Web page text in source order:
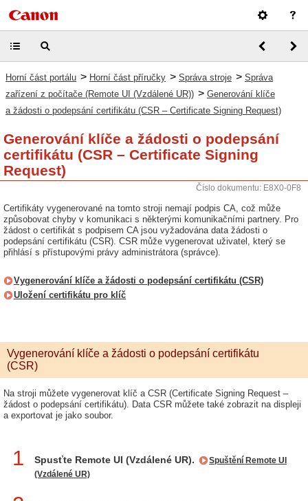
Horní část portálu > Horní část příručky > Správa stroje > Správa
zařízení z počítače (Remote UI (Vzdálené UR)) > Generování klíče
a žádosti o podepsání certifikátu (CSR – Certificate Signing Request)
Generování klíče a žádosti o podepsání
certifikátu (CSR – Certificate Signing
Request)
Číslo dokumentu: E8X0-0F8
Certifikáty vygenerované na tomto stroji nemají podpis CA, což může
způsobovat chyby v komunikaci s některými komunikačními partnery. Pro
žádost o certifikát s podpisem CA jsou vyžadována data žádosti o
podepsání certifikátu (CSR). CSR může vygenerovat uživatel, který se
přihlásí s přístupovými právy administrátora (správce).
Vygenerování klíče a žádosti o podepsání certifikátu (CSR)
Uložení certifikátu pro klíč
Vygenerování klíče a žádosti o podepsání certifikátu
(CSR)
Na stroji můžete vygenerovat klíč a CSR (Certificate Signing Request –
žádost o podepsání certifikátu). Data CSR můžete také zobrazit na displeji
a exportovat je jako soubor.
1 Spusťte Remote UI (Vzdálené UR).
Spuštění Remote UI
(Vzdálené UR)